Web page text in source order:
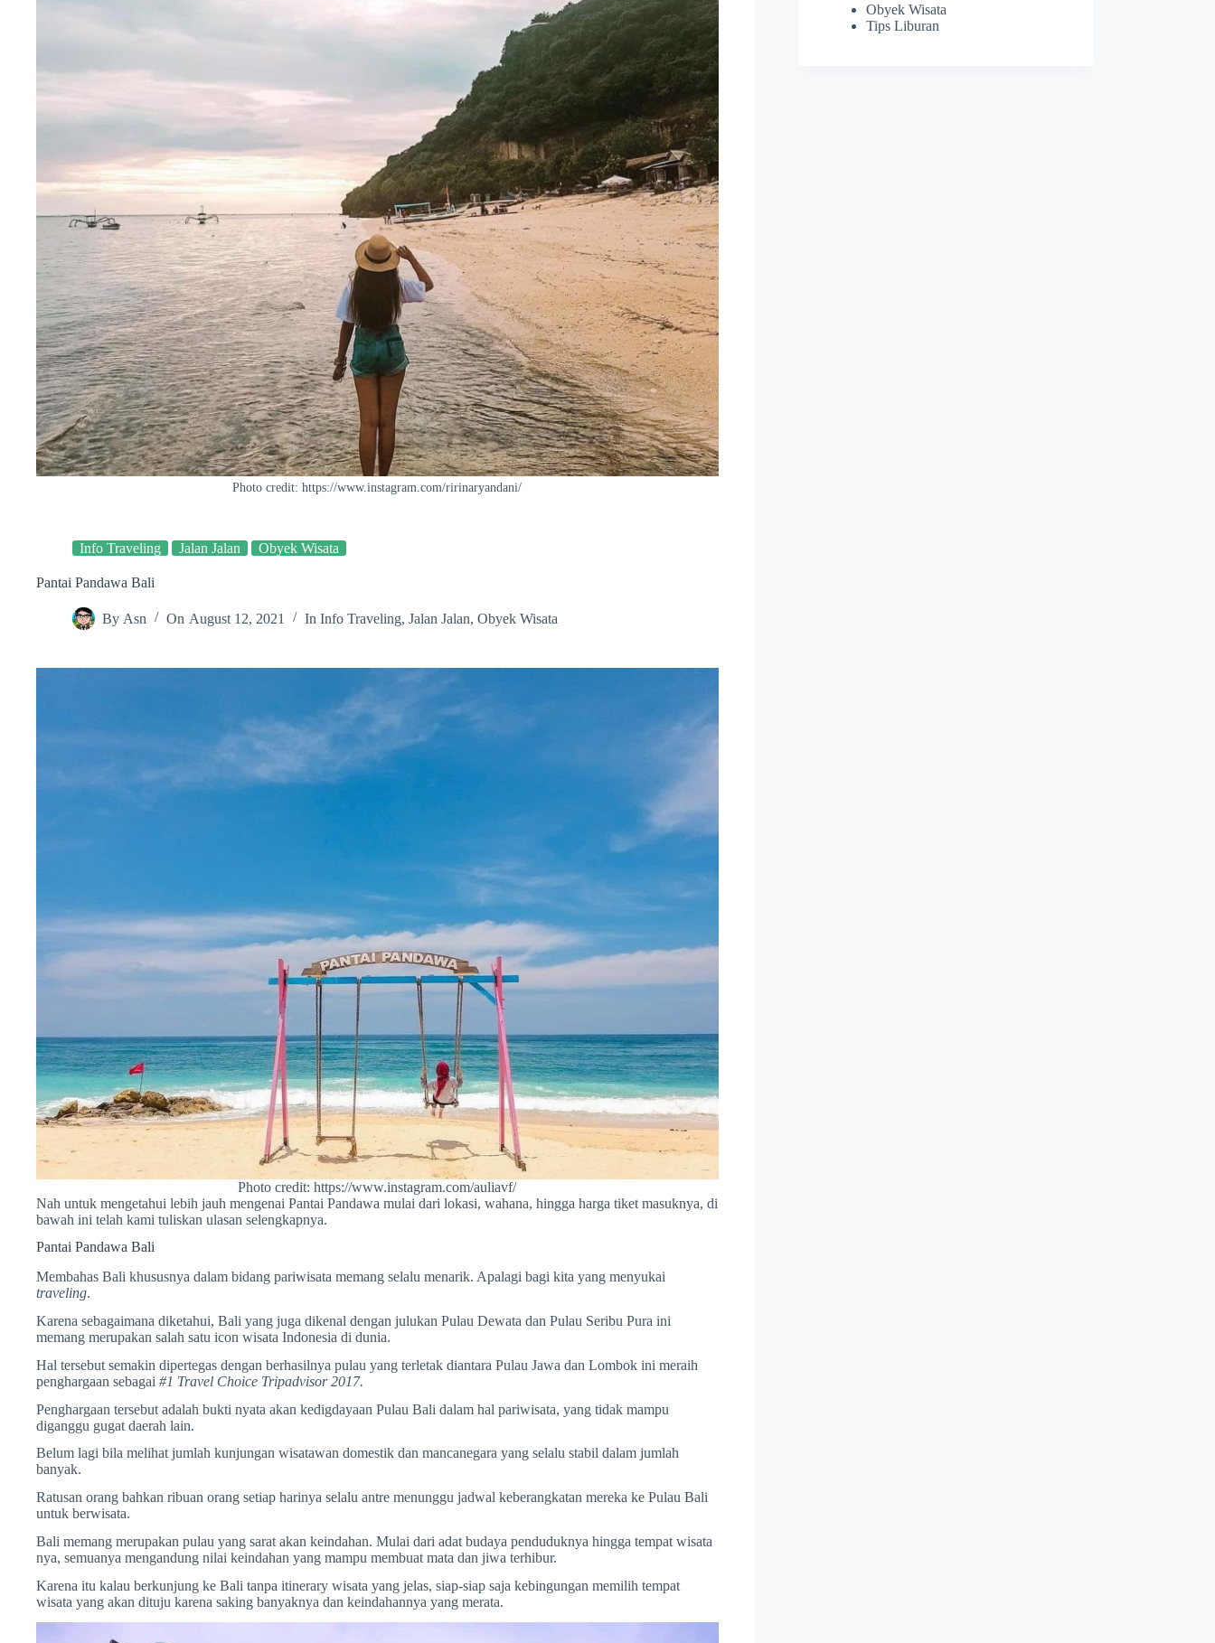
Photo credit: https://www.instagram.com/ririnaryandani/
Info Traveling Jalan Jalan Obyek Wisata
Pantai Pandawa Bali
By Asn On August 12, 2021 In Info Traveling, Jalan Jalan, Obyek Wisata
Photo credit: https://www.instagram.com/auliavf/
Nah untuk mengetahui lebih jauh mengenai Pantai Pandawa mulai dari lokasi, wahana, hingga harga tiket masuknya, di
bawah ini telah kami tuliskan ulasan selengkapnya.
Pantai Pandawa Bali
Membahas Bali khususnya dalam bidang pariwisata memang selalu menarik. Apalagi bagi kita yang menyukai
traveling.
Karena sebagaimana diketahui, Bali yang juga dikenal dengan julukan Pulau Dewata dan Pulau Seribu Pura ini
memang merupakan salah satu icon wisata Indonesia di dunia.
Hal tersebut semakin dipertegas dengan berhasilnya pulau yang terletak diantara Pulau Jawa dan Lombok ini meraih
penghargaan sebagai #1 Travel Choice Tripadvisor 2017.
Penghargaan tersebut adalah bukti nyata akan kedigdayaan Pulau Bali dalam hal pariwisata, yang tidak mampu
diganggu gugat daerah lain.
Belum lagi bila melihat jumlah kunjungan wisatawan domestik dan mancanegara yang selalu stabil dalam jumlah
banyak.
Ratusan orang bahkan ribuan orang setiap harinya selalu antre menunggu jadwal keberangkatan mereka ke Pulau Bali
untuk berwisata.
Bali memang merupakan pulau yang sarat akan keindahan. Mulai dari adat budaya penduduknya hingga tempat wisata
nya, semuanya mengandung nilai keindahan yang mampu membuat mata dan jiwa terhibur.
Karena itu kalau berkunjung ke Bali tanpa itinerary wisata yang jelas, siap-siap saja kebingungan memilih tempat
wisata yang akan dituju karena saking banyaknya dan keindahannya yang merata.
Obyek Wisata
Tips Liburan